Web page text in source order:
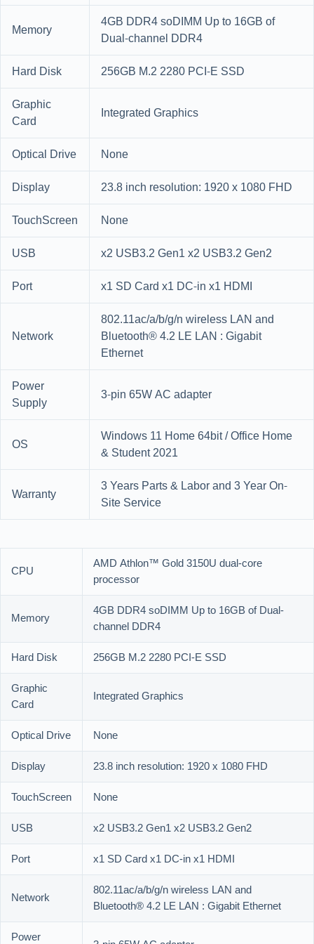
Memory
4GB DDR4 soDIMM Up to 16GB of
Dual-channel DDR4
Hard Disk
256GB M.2 2280 PCI-E SSD
Graphic
Card
Integrated Graphics
Optical Drive
None
Display
23.8 inch resolution: 1920 x 1080 FHD
TouchScreen
None
USB
x2 USB3.2 Gen1 x2 USB3.2 Gen2
Port
x1 SD Card x1 DC-in x1 HDMI
Network
802.11ac/a/b/g/n wireless LAN and
Bluetooth® 4.2 LE LAN : Gigabit
Ethernet
Power
Supply
3-pin 65W AC adapter
OS
Windows 11 Home 64bit / Office Home
& Student 2021
Warranty
3 Years Parts & Labor and 3 Year On-
Site Service
CPU
AMD Athlon™ Gold 3150U dual-core
processor
Memory
4GB DDR4 soDIMM Up to 16GB of Dual-
channel DDR4
Hard Disk
256GB M.2 2280 PCI-E SSD
Graphic
Card
Integrated Graphics
Optical Drive
None
Display
23.8 inch resolution: 1920 x 1080 FHD
TouchScreen
None
USB
x2 USB3.2 Gen1 x2 USB3.2 Gen2
Port
x1 SD Card x1 DC-in x1 HDMI
Network
802.11ac/a/b/g/n wireless LAN and
Bluetooth® 4.2 LE LAN : Gigabit Ethernet
Power